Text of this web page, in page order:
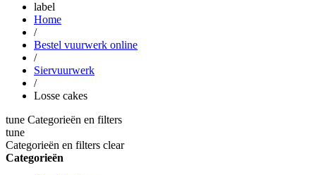
label
Home
/
Bestel vuurwerk online
/
Siervuurwerk
/
Losse cakes
tune Categorieën en filters
tune
Categorieën en filters clear
Categorieën